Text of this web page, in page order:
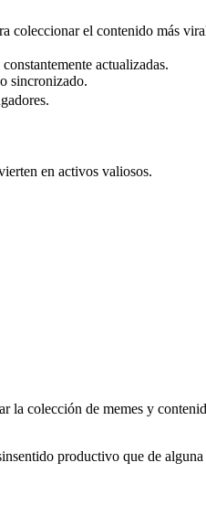
coleccionar el contenido más
actualizadas.
sincronizado.
en activos valiosos.
la colección de memes y
productivo que de